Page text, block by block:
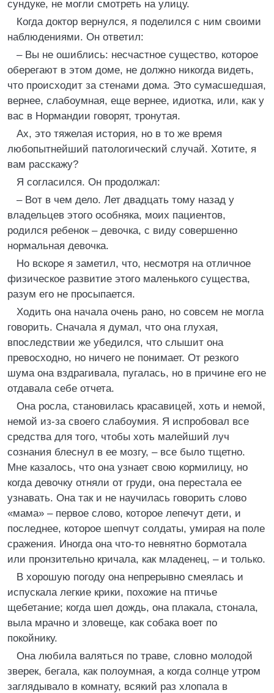
сундуке, не могли смотреть на улицу.
Когда доктор вернулся, я поделился с ним своими
наблюдениями. Он ответил:
– Вы не ошиблись: несчастное существо, которое
оберегают в этом доме, не должно никогда видеть,
что происходит за стенами дома. Это сумасшедшая,
вернее, слабоумная, еще вернее, идиотка, или, как у
вас в Нормандии говорят, тронутая.
Ах, это тяжелая история, но в то же время
любопытнейший патологический случай. Хотите, я
вам расскажу?
Я согласился. Он продолжал:
– Вот в чем дело. Лет двадцать тому назад у
владельцев этого особняка, моих пациентов,
родился ребенок – девочка, с виду совершенно
нормальная девочка.
Но вскоре я заметил, что, несмотря на отличное
физическое развитие этого маленького существа,
разум его не просыпается.
Ходить она начала очень рано, но совсем не могла
говорить. Сначала я думал, что она глухая,
впоследствии же убедился, что слышит она
превосходно, но ничего не понимает. От резкого
шума она вздрагивала, пугалась, но в причине его не
отдавала себе отчета.
Она росла, становилась красавицей, хоть и немой,
немой из-за своего слабоумия. Я испробовал все
средства для того, чтобы хоть малейший луч
сознания блеснул в ее мозгу, – все было тщетно.
Мне казалось, что она узнает свою кормилицу, но
когда девочку отняли от груди, она перестала ее
узнавать. Она так и не научилась говорить слово
«мама» – первое слово, которое лепечут дети, и
последнее, которое шепчут солдаты, умирая на поле
сражения. Иногда она что-то невнятно бормотала
или пронзительно кричала, как младенец, – и только.
В хорошую погоду она непрерывно смеялась и
испускала легкие крики, похожие на птичье
щебетание; когда шел дождь, она плакала, стонала,
выла мрачно и зловеще, как собака воет по
покойнику.
Она любила валяться по траве, словно молодой
зверек, бегала, как полоумная, а когда солнце утром
заглядывало в комнату, всякий раз хлопала в